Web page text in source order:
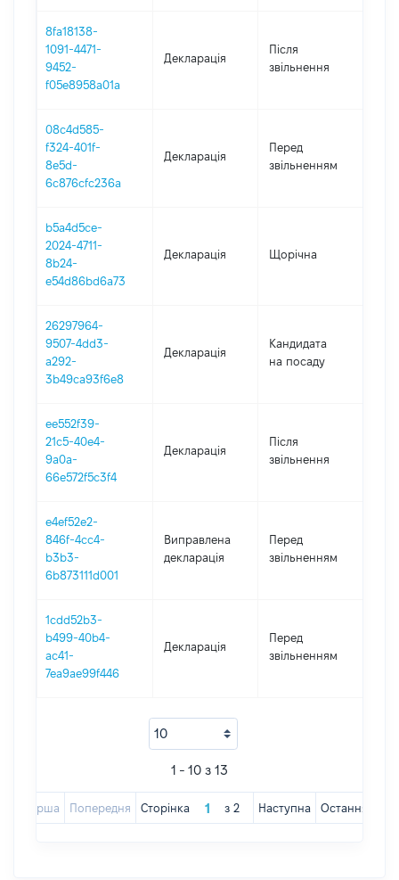
8fa18138-
1091-4471-
9452-
f05e8958a01a
Декларація
Після
звільнення
08c4d585-
f324-401f-
8e5d-
6c876cfc236a
Декларація
Перед
звільненням
b5a4d5ce-
2024-4711-
8b24-
e54d86bd6a73
Декларація Щорічна
26297964-
9507-4dd3-
a292-
3b49ca93f6e8
Декларація
Кандидата
на посаду
ee552f39-
21c5-40e4-
9a0a-
66e572f5c3f4
Декларація
Після
звільнення
e4ef52e2-
846f-4cc4-
b3b3-
6b873111d001
Виправлена
декларація
Перед
звільненням
1cdd52b3-
b499-40b4-
ac41-
7ea9ae99f446
Декларація
Перед
звільненням
1 - 10 з 13
Перша Попередня Сторінка з 2 Наступна Остання